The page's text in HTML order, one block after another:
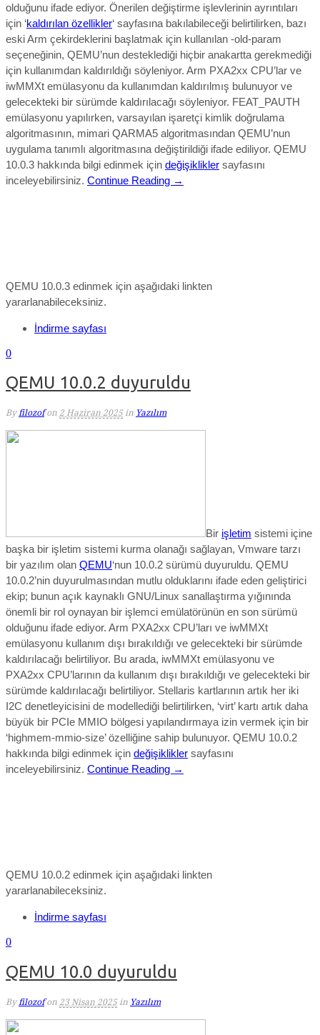
olduğunu ifade ediyor. Önerilen değiştirme işlevlerinin ayrıntıları
için ‘kaldırılan özellikler‘ sayfasına bakılabileceği belirtilirken, bazı
eski Arm çekirdeklerini başlatmak için kullanılan -old-param
seçeneğinin, QEMU’nun desteklediği hiçbir anakartta gerekmediği
için kullanımdan kaldırıldığı söyleniyor. Arm PXA2xx CPU’lar ve
iwMMXt emülasyonu da kullanımdan kaldırılmış bulunuyor ve
gelecekteki bir sürümde kaldırılacağı söyleniyor. FEAT_PAUTH
emülasyonu yapılırken, varsayılan işaretçi kimlik doğrulama
algoritmasının, mimari QARMA5 algoritmasından QEMU’nun
uygulama tanımlı algoritmasına değiştirildiği ifade ediliyor. QEMU
10.0.3 hakkında bilgi edinmek için değişiklikler sayfasını
inceleyebilirsiniz. Continue Reading →
QEMU 10.0.3 edinmek için aşağıdaki linkten
yararlanabileceksiniz.
İndirme sayfası
0
QEMU 10.0.2 duyuruldu
By filozof on 2 Haziran 2025 in Yazılım
Bir işletim sistemi içine
başka bir işletim sistemi kurma olanağı sağlayan, Vmware tarzı
bir yazılım olan QEMU‘nun 10.0.2 sürümü duyuruldu. QEMU
10.0.2’nin duyurulmasından mutlu olduklarını ifade eden geliştirici
ekip; bunun açık kaynaklı GNU/Linux sanallaştırma yığınında
önemli bir rol oynayan bir işlemci emülatörünün en son sürümü
olduğunu ifade ediyor. Arm PXA2xx CPU’ları ve iwMMXt
emülasyonu kullanım dışı bırakıldığı ve gelecekteki bir sürümde
kaldırılacağı belirtiliyor. Bu arada, iwMMXt emülasyonu ve
PXA2xx CPU’larının da kullanım dışı bırakıldığı ve gelecekteki bir
sürümde kaldırılacağı belirtiliyor. Stellaris kartlarının artık her iki
I2C denetleyicisini de modellediği belirtilirken, ‘virt’ kartı artık daha
büyük bir PCIe MMIO bölgesi yapılandırmaya izin vermek için bir
‘highmem-mmio-size’ özelliğine sahip bulunuyor. QEMU 10.0.2
hakkında bilgi edinmek için değişiklikler sayfasını
inceleyebilirsiniz. Continue Reading →
QEMU 10.0.2 edinmek için aşağıdaki linkten
yararlanabileceksiniz.
İndirme sayfası
0
QEMU 10.0 duyuruldu
By filozof on 23 Nisan 2025 in Yazılım